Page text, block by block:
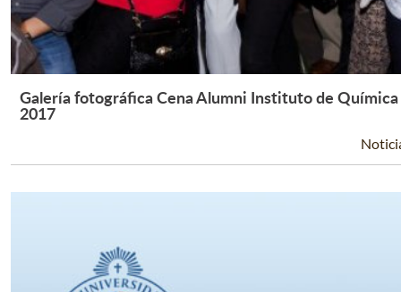
Leer Más +
Galería fotográfica Cena Alumni Instituto de Química
2017